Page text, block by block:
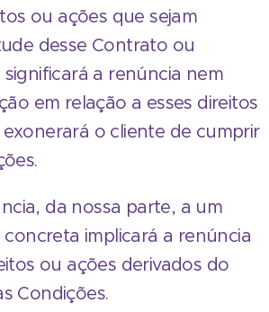
ou ações que sejam
desse Contrato ou
a renúncia nem
em relação a esses direitos
o cliente de cumprir
da nossa parte, a um
implicará a renúncia
ou ações derivados do
Condições.